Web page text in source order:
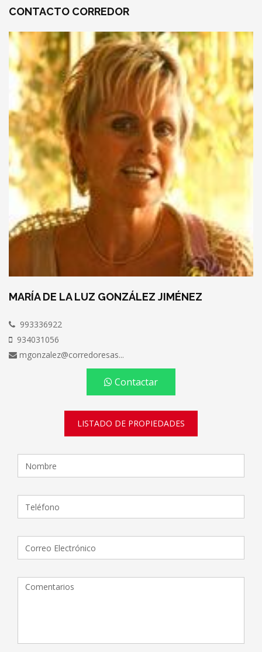
CONTACTO CORREDOR
MARÍA DE LA LUZ GONZÁLEZ JIMÉNEZ
993336922
934031056
mgonzalez@corredoresas...
Contactar
LISTADO DE PROPIEDADES